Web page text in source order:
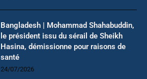
Bangladesh | Mohammad Shahabuddin,
le président issu du sérail de Sheikh
Hasina, démissionne pour raisons de
santé
24/07/2026